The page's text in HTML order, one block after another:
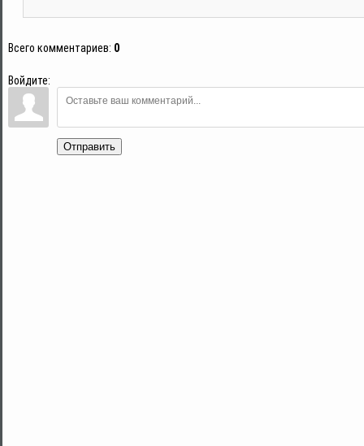
Всего комментариев: 0
Войдите:
Отправить